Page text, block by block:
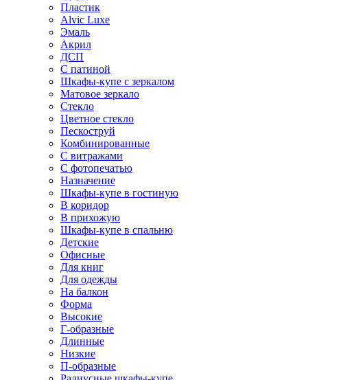
Пластик
Alvic Luxe
Эмаль
Акрил
ДСП
С патиной
Шкафы-купе с зеркалом
Матовое зеркало
Стекло
Цветное стекло
Пескоструй
Комбинированные
С витражами
С фотопечатью
Назначение
Шкафы-купе в гостиную
В коридор
В прихожую
Шкафы-купе в спальню
Детские
Офисные
Для книг
Для одежды
На балкон
Форма
Высокие
Г-образные
Длинные
Низкие
П-образные